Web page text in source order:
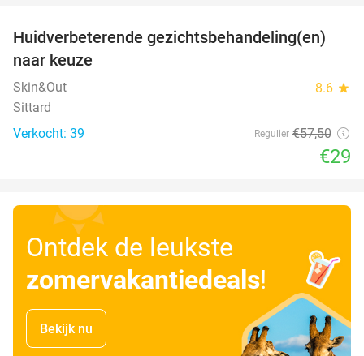
50%
Huidverbeterende gezichtsbehandeling(en)
naar keuze
Skin&Out 8.6 star
Sittard
Verkocht: 39
Regulier €57,50
€29
Ontdek de leukste
zomervakantiedeals!
Bekijk nu